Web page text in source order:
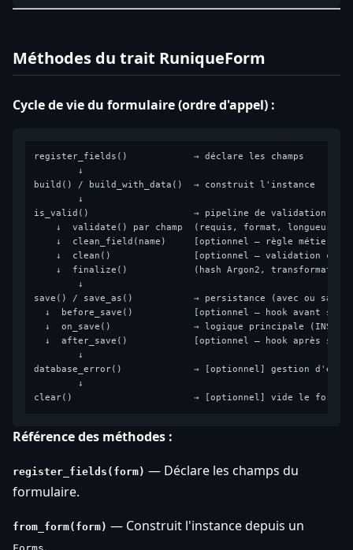
Méthodes du trait RuniqueForm
Cycle de vie du formulaire (ordre d'appel) :
register_fields()            → déclare les champs
        ↓
build() / build_with_data()  → construit l'instance
        ↓
is_valid()                   → pipeline de validation
    ↓  validate() par champ  (requis, format, longueur…)
↓  clean_field(name)     [optionnel — règle métier
↓  clean()               [optionnel — validation
↓  finalize()            (hash Argon2,
        ↓
save() / save_as()           → persistance (avec ou sans
↓  before_save()           [optionnel — hook avant
↓  on_save()               → logique principale
↓  after_save()            [optionnel — hook après
        ↓
database_error()             → [optionnel] gestion
        ↓
Référence des méthodes :
register_fields(form) — Déclare les champs du
formulaire.
from_form(form) — Construit l'instance depuis un